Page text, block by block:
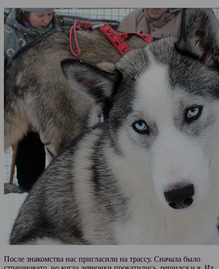
После знакомства нас пригласили на трассу. Сначала было